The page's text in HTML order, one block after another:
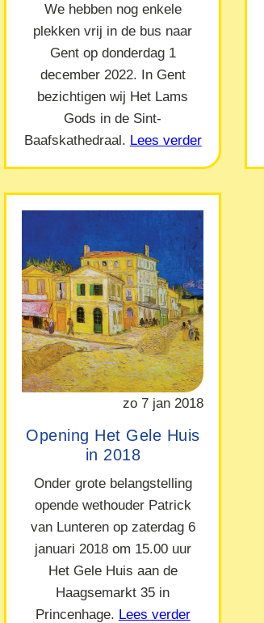
We hebben nog enkele
plekken vrij in de bus naar
Gent op donderdag 1
december 2022. In Gent
bezichtigen wij Het Lams
Gods in de Sint-
Baafskathedraal. Lees verder
zo 7 jan 2018
Opening Het Gele Huis
in 2018
Onder grote belangstelling
opende wethouder Patrick
van Lunteren op zaterdag 6
januari 2018 om 15.00 uur
Het Gele Huis aan de
Haagsemarkt 35 in
Princenhage. Lees verder